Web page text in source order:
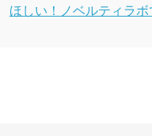
ほしい！ノベルティラ